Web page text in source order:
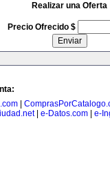
Realizar una Oferta
Precio Ofrecido $
|
| e-Datos.com| e-